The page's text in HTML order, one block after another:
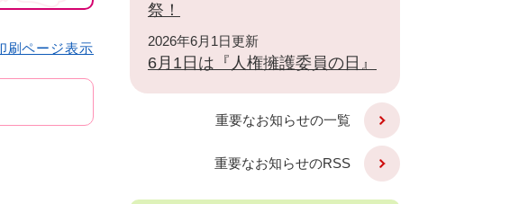
刷ページ表示
祭！
2026年6月1日更新
6月1日は『人権擁護委員の日』
重要なお知らせの一覧
重要なお知らせのRSS